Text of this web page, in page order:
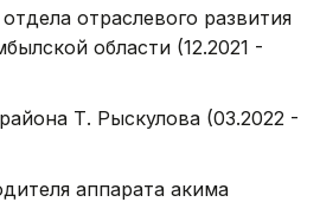
отраслевого развития
области (12.2021 -
Т. Рыскулова (03.2022 -
аппарата акима